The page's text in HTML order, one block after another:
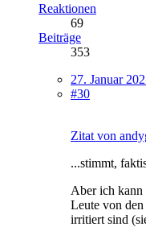
Reaktionen
69
Beiträge
353
27. Januar
#30
Zitat von
...stimmt,
Aber ich kann
Leute von
irritiert sind